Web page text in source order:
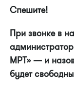
Спешите!
При звонке в
МРТ» — и
будет